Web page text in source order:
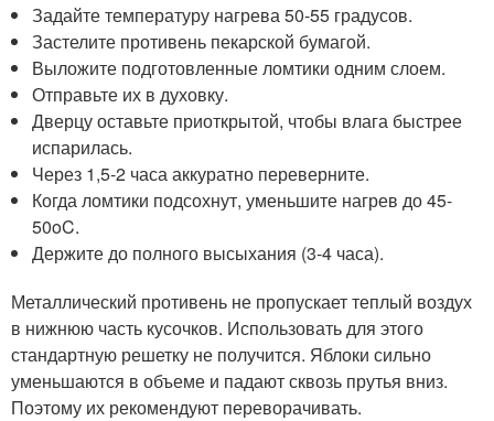
Задайте температуру нагрева 50-55 градусов.
Застелите противень пекарской бумагой.
Выложите подготовленные ломтики одним слоем.
Отправьте их в духовку.
Дверцу оставьте приоткрытой, чтобы влага быстрее
испарилась.
Через 1,5-2 часа аккуратно переверните.
Когда ломтики подсохнут, уменьшите нагрев до 45-
50oC.
Держите до полного высыхания (3-4 часа).
Металлический противень не пропускает теплый воздух
в нижнюю часть кусочков. Использовать для этого
стандартную решетку не получится. Яблоки сильно
уменьшаются в объеме и падают сквозь прутья вниз.
Поэтому их рекомендуют переворачивать.